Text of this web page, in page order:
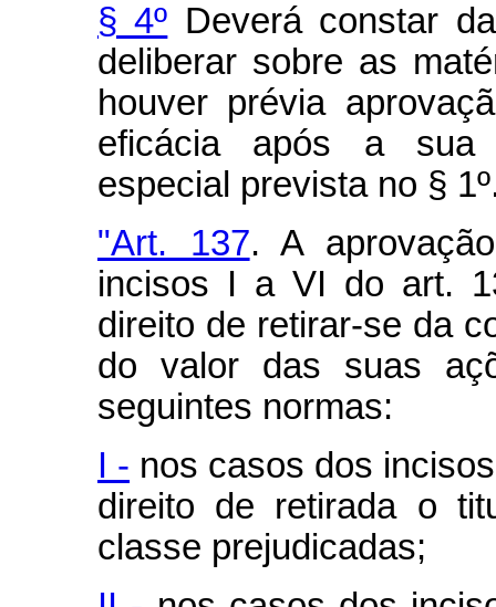
§ 4º Deverá constar
deliberar sobre as
houver prévia
eficácia após a sua
especial prevista no §
"Art. 137. A
incisos I a VI do art.
direito de retirar-se da
do valor das suas
seguintes normas:
I - nos casos dos
direito de retirada o
classe prejudicadas;